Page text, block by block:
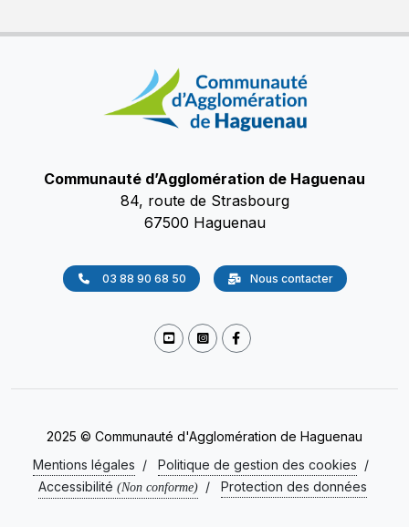
Communauté d’Agglomération de Haguenau
84, route de Strasbourg
67500 Haguenau
03 88 90 68 50 Nous contacter
2025 © Communauté d'Agglomération de Haguenau
Mentions légales / Politique de gestion des cookies /
Accessibilité (Non conforme) / Protection des données